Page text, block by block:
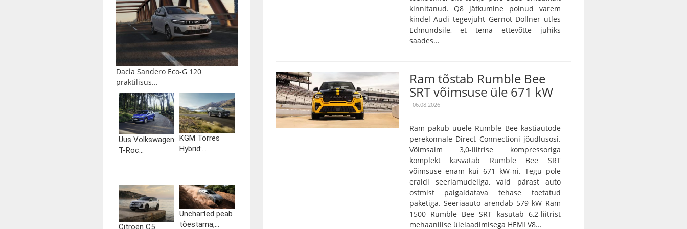
Dacia Sandero Eco-G 120
praktilisus...
Uus Volkswagen
T-Roc...
KGM Torres
Hybrid:...
Citroën C5
Uncharted peab
tõestama,...
kinnitanud. Q8 jätkumine polnud varem
kindel Audi tegevjuht Gernot Döllner ütles
Edmundsile, et tema ettevõtte juhiks
saades...
Ram tõstab Rumble Bee
SRT võimsuse üle 671 kW
06.08.2026
Ram pakub uuele Rumble Bee kastiautode
perekonnale Direct Connectioni jõudlusosi.
Võimsaim 3,0-liitrise kompressoriga
komplekt kasvatab Rumble Bee SRT
võimsuse enam kui 671 kW-ni. Tegu pole
eraldi seeriamudeliga, vaid pärast auto
ostmist paigaldatava tehase toetatud
paketiga. Seeriaauto arendab 579 kW Ram
1500 Rumble Bee SRT kasutab 6,2-liitrist
mehaanilise ülelaadimisega HEMI V8...